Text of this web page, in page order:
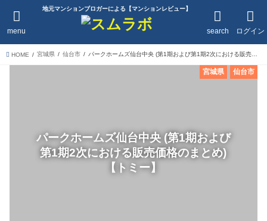
地元マンションブロガーによる【マンションレビュー】
ログイン
search
menu
HOME 宮城県 仙台市
パークホームズ仙台中央 (第1期および
第1期2次における販売価格のまとめ)
【トミー】
仙台市
宮城県